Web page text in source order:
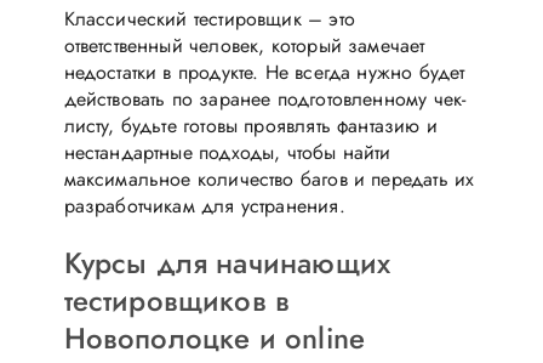
Классический тестировщик – это
ответственный человек, который замечает
недостатки в продукте. Не всегда нужно будет
действовать по заранее подготовленному чек-
листу, будьте готовы проявлять фантазию и
нестандартные подходы, чтобы найти
максимальное количество багов и передать их
разработчикам для устранения.
Курсы для начинающих
тестировщиков в
Новополоцке и online